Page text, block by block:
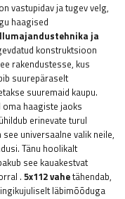
on vastupidav ja tugev velg,
haagised
ja
konstruktsioon
rakendustesse, kus
suurepäraselt
suuremaid kaupu.
oma haagiste jaoks
erinevate turul
universaalne valik neile,
Tänu hoolikalt
see kauakestvat
. 5x112 vahetähendab,
läbimõõduga